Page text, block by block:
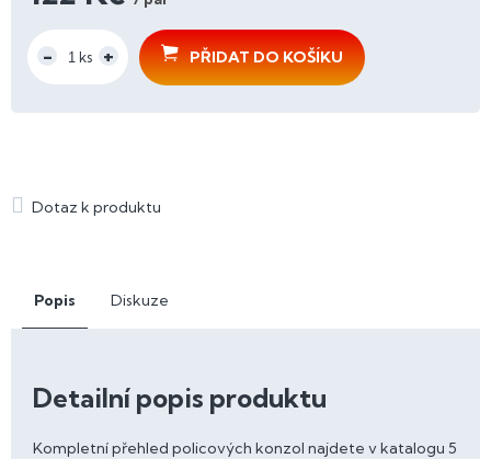
cena:
PŘIDAT DO KOŠÍKU
Popis Diskuze
Detailní popis produktu
Kompletní přehled policových konzol najdete v katalogu 5